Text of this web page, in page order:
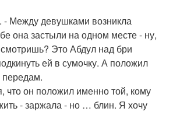
- Между девушками возникла
она застыли на одном месте - ну,
Это Абдул над бри
ей в сумочку. А положил
передам.
что он положил именно той, кому
- заржала - но … блин. Я хочу